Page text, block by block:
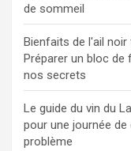
de sommeil
Bienfaits de l'ail
Préparer un bloc de
nos secrets
Le guide du vin du
pour une journée
problème